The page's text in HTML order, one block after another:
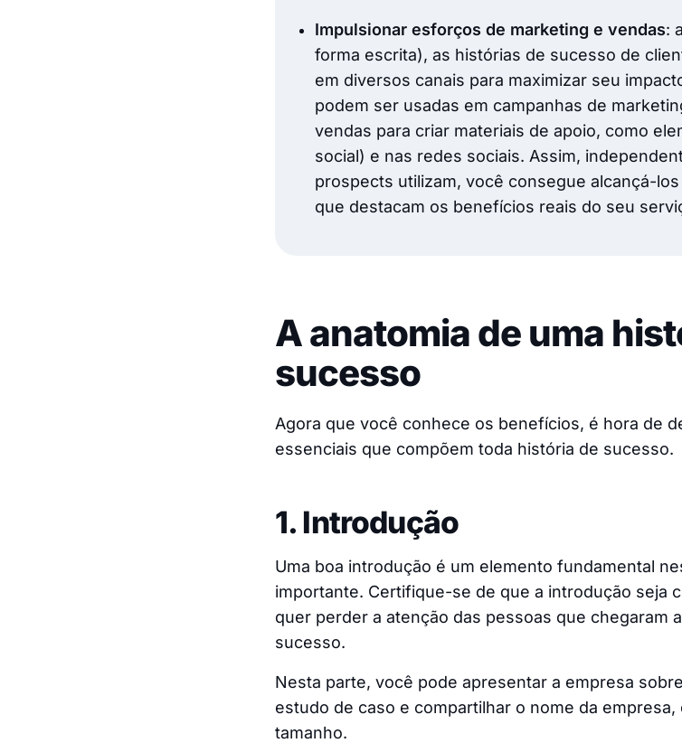
Impulsionar esforços de marketing e vendas:
forma escrita), as histórias de sucesso de
em diversos canais para maximizar seu
podem ser usadas em campanhas de
vendas para criar materiais de apoio, como
social) e nas redes sociais. Assim,
prospects utilizam, você consegue alcançá-
que destacam os benefícios reais do seu
A anatomia de uma
sucesso
Agora que você conhece os benefícios, é hora de
essenciais que compõem toda história de sucesso.
1. Introdução
Uma boa introdução é um elemento fundamental
importante. Certifique-se de que a introdução seja
quer perder a atenção das pessoas que chegaram
sucesso.
Nesta parte, você pode apresentar a empresa
estudo de caso e compartilhar o nome da
tamanho.